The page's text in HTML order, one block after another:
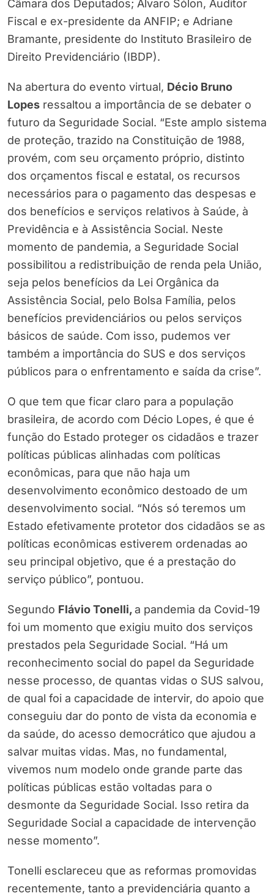
Câmara dos Deputados; Álvaro Sólon, Auditor
Fiscal e ex-presidente da ANFIP; e Adriane
Bramante, presidente do Instituto Brasileiro de
Direito Previdenciário (IBDP).
Na abertura do evento virtual, Décio Bruno
Lopes ressaltou a importância de se debater o
futuro da Seguridade Social. “Este amplo sistema
de proteção, trazido na Constituição de 1988,
provém, com seu orçamento próprio, distinto
dos orçamentos fiscal e estatal, os recursos
necessários para o pagamento das despesas e
dos benefícios e serviços relativos à Saúde, à
Previdência e à Assistência Social. Neste
momento de pandemia, a Seguridade Social
possibilitou a redistribuição de renda pela União,
seja pelos benefícios da Lei Orgânica da
Assistência Social, pelo Bolsa Família, pelos
benefícios previdenciários ou pelos serviços
básicos de saúde. Com isso, pudemos ver
também a importância do SUS e dos serviços
públicos para o enfrentamento e saída da crise”.
O que tem que ficar claro para a população
brasileira, de acordo com Décio Lopes, é que é
função do Estado proteger os cidadãos e trazer
políticas públicas alinhadas com políticas
econômicas, para que não haja um
desenvolvimento econômico destoado de um
desenvolvimento social. “Nós só teremos um
Estado efetivamente protetor dos cidadãos se as
políticas econômicas estiverem ordenadas ao
seu principal objetivo, que é a prestação do
serviço público”, pontuou.
Segundo Flávio Tonelli,a pandemia da Covid-19
foi um momento que exigiu muito dos serviços
prestados pela Seguridade Social. “Há um
reconhecimento social do papel da Seguridade
nesse processo, de quantas vidas o SUS salvou,
de qual foi a capacidade de intervir, do apoio que
conseguiu dar do ponto de vista da economia e
da saúde, do acesso democrático que ajudou a
salvar muitas vidas. Mas, no fundamental,
vivemos num modelo onde grande parte das
políticas públicas estão voltadas para o
desmonte da Seguridade Social. Isso retira da
Seguridade Social a capacidade de intervenção
nesse momento”.
Tonelli esclareceu que as reformas promovidas
recentemente, tanto a previdenciária quanto a